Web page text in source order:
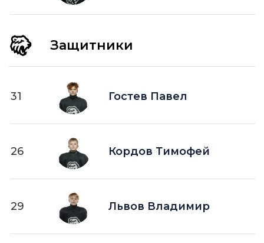
Защитники
31 Гостев Павел
26 Кордов Тимофей
29 Львов Владимир